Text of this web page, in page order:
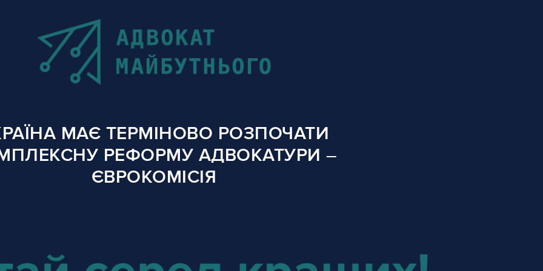
МАЄ ТЕРМІНОВО РОЗПОЧАТИ
РЕФОРМУ АДВОКАТУРИ –
ЄВРОКОМІСІЯ